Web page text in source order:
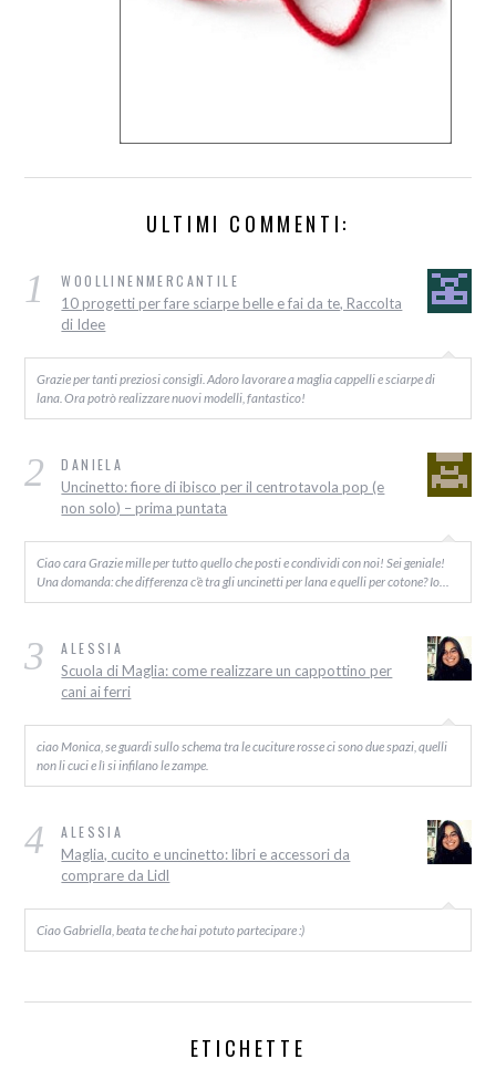
ULTIMI COMMENTI:
1 WOOLLINENMERCANTILE
10 progetti per fare sciarpe belle e fai da te, Raccolta
di Idee
Grazie per tanti preziosi consigli. Adoro lavorare a maglia cappelli e sciarpe di
lana. Ora potrò realizzare nuovi modelli, fantastico!
2 DANIELA
Uncinetto: fiore di ibisco per il centrotavola pop (e
non solo) – prima puntata
Ciao cara Grazie mille per tutto quello che posti e condividi con noi! Sei geniale!
Una domanda: che differenza c’è tra gli uncinetti per lana e quelli per cotone? Io…
3 ALESSIA
Scuola di Maglia: come realizzare un cappottino per
cani ai ferri
ciao Monica, se guardi sullo schema tra le cuciture rosse ci sono due spazi, quelli
non li cuci e lì si infilano le zampe.
4 ALESSIA
Maglia, cucito e uncinetto: libri e accessori da
comprare da Lidl
Ciao Gabriella, beata te che hai potuto partecipare :)
ETICHETTE